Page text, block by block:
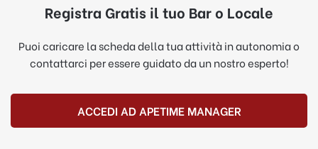
Registra Gratis il tuo Bar o Locale
Puoi caricare la scheda della tua attività in autonomia o
contattarci per essere guidato da un nostro esperto!
ACCEDI AD APETIME MANAGER